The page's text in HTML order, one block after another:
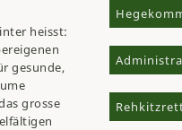
heisst:
gesunde,
grosse